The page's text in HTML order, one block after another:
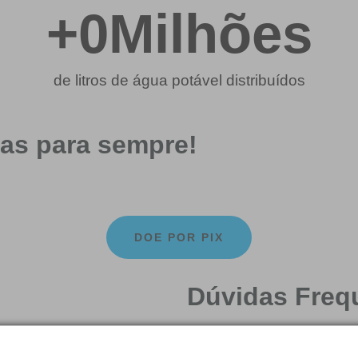
de litros de água potável distribuídos
+0Milhões
para sempre!
DOE POR PIX
Dúvidas